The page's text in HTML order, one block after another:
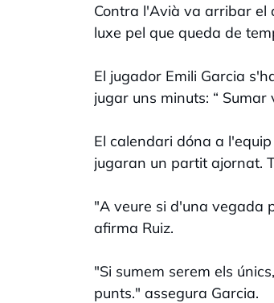
Contra l'Avià va arribar el
luxe pel que queda de
El jugador Emili Garcia
jugar uns minuts: “ Sumar
El calendari dóna a
jugaran un partit ajornat.
"A veure si d'una vegada
afirma Ruiz.
"Si sumem serem els
punts." assegura Garcia.